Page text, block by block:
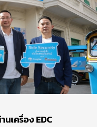
เครื่อง EDC